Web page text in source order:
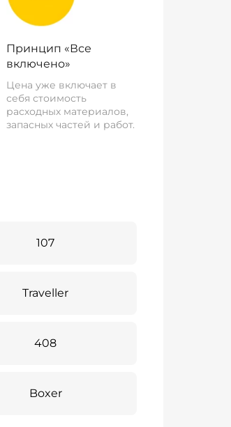
Принцип «Все
включено»
Цена уже включает в
себя стоимость
расходных материалов,
запасных частей и работ.
107
Traveller
408
Boxer